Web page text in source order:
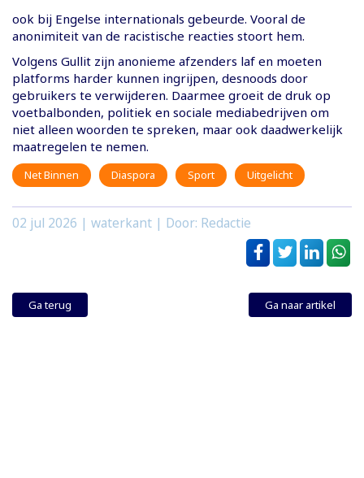
ook bij Engelse internationals gebeurde. Vooral de
anonimiteit van de racistische reacties stoort hem.
Volgens Gullit zijn anonieme afzenders laf en moeten
platforms harder kunnen ingrijpen, desnoods door
gebruikers te verwijderen. Daarmee groeit de druk op
voetbalbonden, politiek en sociale mediabedrijven om
niet alleen woorden te spreken, maar ook daadwerkelijk
maatregelen te nemen.
Net Binnen Diaspora Sport Uitgelicht
02 jul 2026 | waterkant | Door: Redactie
Ga terug Ga naar artikel